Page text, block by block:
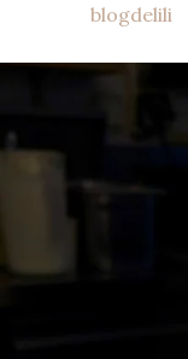
blogdelili